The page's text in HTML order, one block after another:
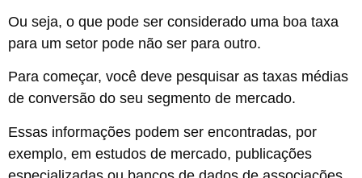
Ou seja, o que pode ser considerado uma boa taxa
para um setor pode não ser para outro.
Para começar, você deve pesquisar as taxas médias
de conversão do seu segmento de mercado.
Essas informações podem ser encontradas, por
exemplo, em estudos de mercado, publicações